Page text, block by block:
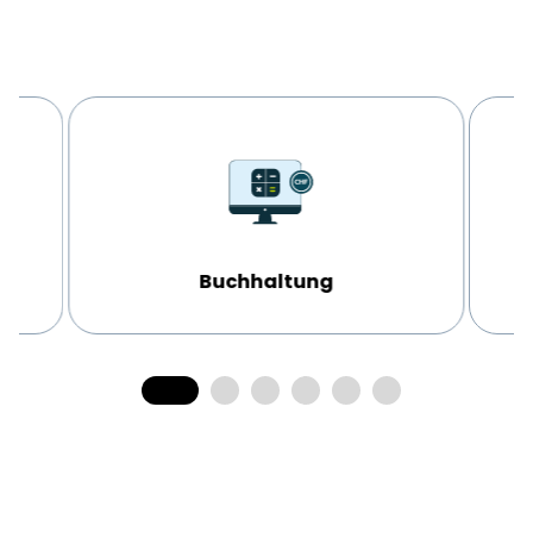
Buchhaltung